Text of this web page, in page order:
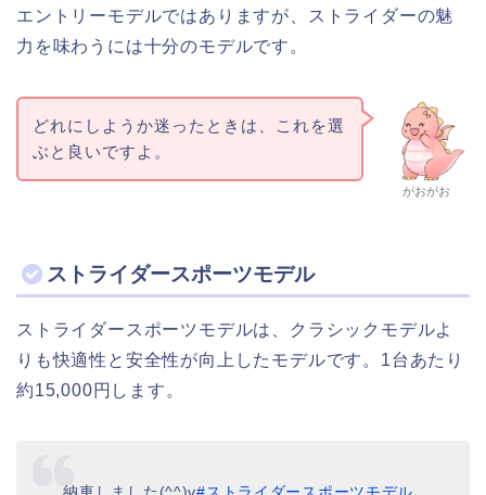
エントリーモデルではありますが、ストライダーの魅
力を味わうには十分のモデルです。
がおがお
どれにしようか迷ったときは、これを選
ぶと良いですよ。
ストライダースポーツモデル
ストライダースポーツモデルは、クラシックモデルよ
りも快適性と安全性が向上したモデルです。1台あたり
約15,000円します。
納車しました(^^)v#ストライダースポーツモデル